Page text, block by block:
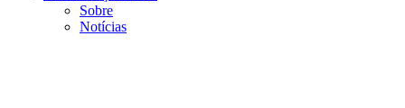
Sobre
Notícias